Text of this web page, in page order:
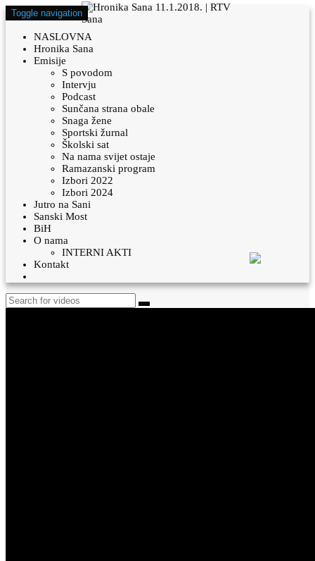
Toggle navigation
NASLOVNA
Hronika Sana
Emisije
S povodom
Intervju
Podcast
Sunčana strana obale
Snaga žene
Sportski žurnal
Školski sat
Na nama svijet ostaje
Ramazanski program
Izbori 2022
Izbori 2024
Jutro na Sani
Sanski Most
BiH
O nama
INTERNI AKTI
Kontakt